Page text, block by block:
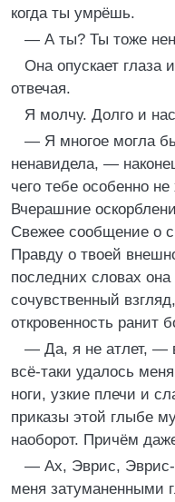
когда ты умрёшь.
— А ты? Ты тоже
Она опускает глаза
отвечая.
Я молчу. Долго и
— Я многое могла
ненавидела, —
чего тебе особенно
Вчерашние
Свежее сообщение о
Правду о твоей
последних словах
сочувственный
откровенность ранит
— Да, я не атлет, —
всё-таки удалось
ноги, узкие плечи и
приказы этой глыбе
наоборот. Причём
— Ах, Эврис,
меня затуманенными